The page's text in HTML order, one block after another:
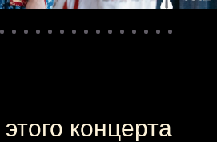
этого концерта